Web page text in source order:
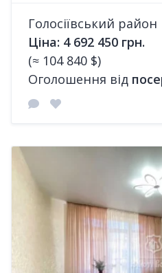
Голосіївський район
Ціна: 4 692 450 грн.
(≈ 104 840 $)
Оголошення від